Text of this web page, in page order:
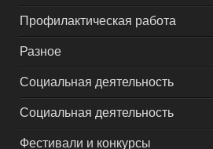
Профилактическая работа
Разное
Социальная деятельность
Социальная деятельность
Фестивали и конкурсы